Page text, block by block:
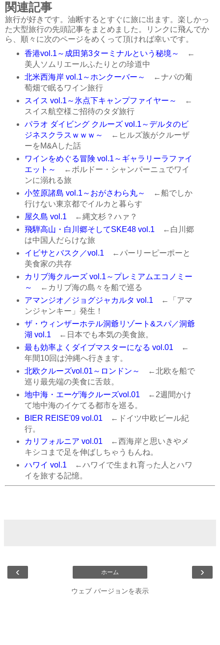
関連記事
旅行が好きです。油断するとすぐに旅に出ます。楽しかっ
た大型旅行の先頭記事をまとめました。リンクに飛んでか
ら、順々に次のページをめくって頂ければ幸いです。
香港vol.1～成田第3ターミナルという秘境～
←
美人ソムリエールふたりとの珍道中
北米西海岸 vol.1～ホンクーバー～
←ナパの葡
萄畑で眠るワイン旅行
スイス vol.1～氷点下キャンプファイヤー～
←
スイス航空様ご招待のタダ旅行
パラオ ダイビング クルーズ vol.1～デルタのビ
ジネスクラスｗｗｗ～
←ヒルズ族がクルーザ
ーをM&Aした話
ワインをめぐる冒険 vol.1～ギャラリーラファイ
エット～
←ボルドー・シャンパーニュでワイ
ンに溺れる旅
小笠原諸島 vol.1～おがさわら丸～
←船でしか
行けない東京都でイルカと暮らす
屋久島 vol.1 ←縄文杉？ハァ？
飛騨高山・白川郷そしてSKE48 vol.1 ←白川郷
は中国人だらけな旅
イビサとバスク／vol.1 ←パーリーピーポーと
美食家の共存
カリブ海クルーズ vol.1～プレミアムエコノミー
～
←カリブ海の島々を船で巡る
アマンジオ／ジョグジャカルタ vol.1 ←「アマ
ンジャンキー」発生！
ザ・ウィンザーホテル洞爺リゾート&スパ／洞爺
湖 vol.1 ←日本でも本気の美食旅。
最も効率よくダイブマスターになる vol.01 ←
年間10回は沖縄へ行きます。
北欧クルーズvol.01～ロンドン～
←北欧を船で
巡り最先端の美食に舌鼓。
地中海・エーゲ海クルーズvol.01 ←2週間かけ
て地中海のイケてる都市を巡る。
BIER REISE'09 vol.01 ←ドイツ中欧ビール紀
行。
カリフォルニア vol.01←西海岸と思いきやメ
キシコまで足を伸ばしちゃうもんね。
ハワイ vol.1←ハワイで生まれ育った人とハワ
イを旅する記憶。
‹ ›
ホーム
ウェブ バージョンを表示